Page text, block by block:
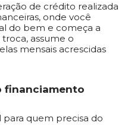
de crédito realizada
onde você
do bem e começa a
assume o
mensais acrescidas
financiamento
para quem precisa do